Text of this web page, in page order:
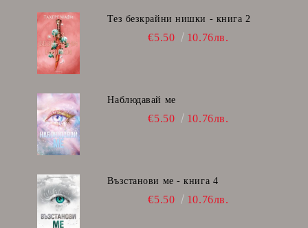
Тез безкрайни нишки - книга 2
€5.50 10.76лв.
Наблюдавай ме
€5.50 10.76лв.
Възстанови ме - книга 4
€5.50 10.76лв.